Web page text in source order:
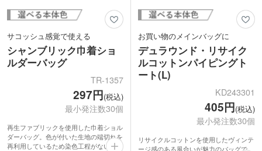
サコッシュ感覚で使える
シャンブリック巾着ショ
ルダーバッグ
TR-1357
297円(税込)
最小発注数30個
再生ファブリックを使用した巾着ショル
ダーバッグ。色が付いた生地の端切れを
再利用しているため染色工程がないエコ
お買い物のメインバッグに
デュラウンド・リサイク
ルコットンパイピングト
ート(L)
KD243301
405円(税込)
最小発注数30個
リサイクルコットンを使用したヴィンテ
ージ感のある風合いが魅力のバッグで